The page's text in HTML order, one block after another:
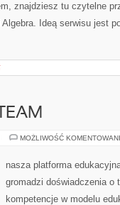
znajdziesz tu czytelne
Ideą serwisu jest
MOŻLIWOŚĆ
nasza platforma
gromadzi doświadczenia o
kompetencje w modelu